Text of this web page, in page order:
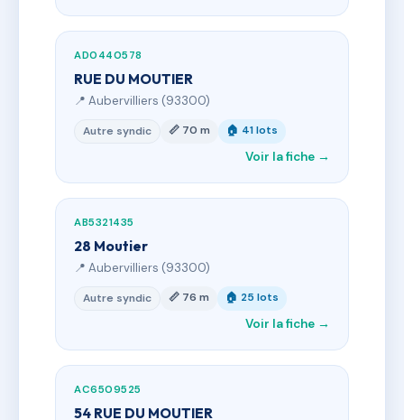
AD0440578
RUE DU MOUTIER
📍 Aubervilliers (93300)
Autre syndic 📏 70 m 🏠 41 lots
Voir la fiche →
AB5321435
28 Moutier
📍 Aubervilliers (93300)
Autre syndic 📏 76 m 🏠 25 lots
Voir la fiche →
AC6509525
54 RUE DU MOUTIER